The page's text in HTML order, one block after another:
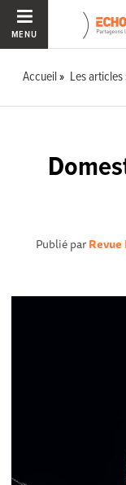
MENU
Accueil Les articles
Publié parRevue